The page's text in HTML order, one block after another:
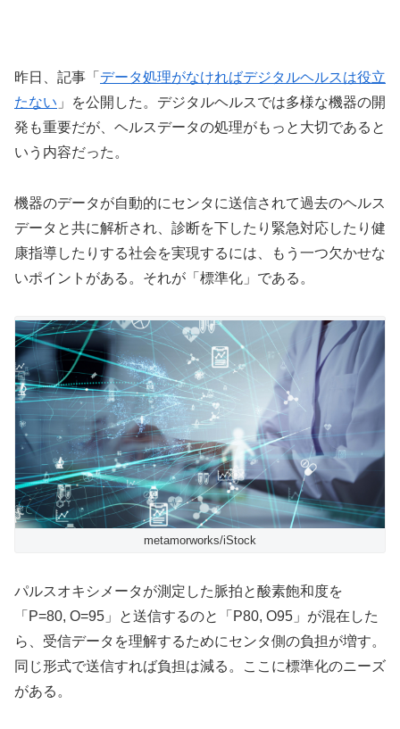
昨日、記事「 データ処理がなければデジタルヘルスは役立
たない 」を公開した。デジタルヘルスでは多様な機器の開
発も重要だが、ヘルスデータの処理がもっと大切であると
いう内容だった。
機器のデータが自動的にセンタに送信されて過去のヘルス
データと共に解析され、診断を下したり緊急対応したり健
康指導したりする社会を実現するには、もう一つ欠かせな
いポイントがある。それが「標準化」である。
metamorworks/iStock
パルスオキシメータが測定した脈拍と酸素飽和度を
「P=80, O=95」と送信するのと「P80, O95」が混在した
ら、受信データを理解するためにセンタ側の負担が増す。
同じ形式で送信すれば負担は減る。ここに標準化のニーズ
がある。